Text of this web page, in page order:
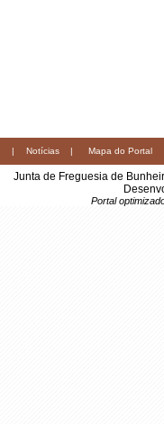
| Notícias | Mapa do Portal
Junta de Freguesia de
Portal